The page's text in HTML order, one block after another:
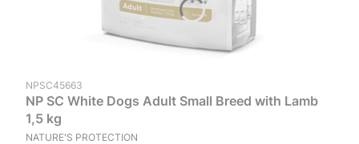
Kod produktu
NPSC45663
NP SC White Dogs Adult Small Breed with Lamb
1,5 kg
PRODUCENT
NATURE'S PROTECTION